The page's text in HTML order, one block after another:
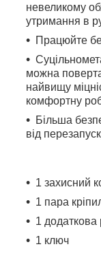
невеликому
утримання в
Працюйте
можна
найвищу
комфортну
Більша
від
1 захисний
1 пара
1 додаткова
1 ключ